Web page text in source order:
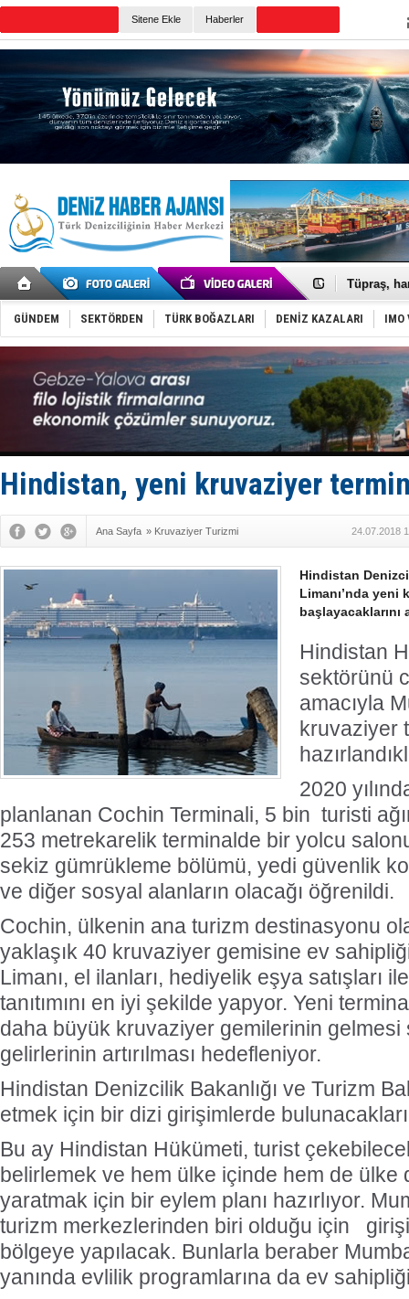
Sitene Ekle Haberler
Anadolu
Tüpraş,
İTU AUV,
LNG
PROYAD,
Türkiye-
Türk
Deniz
DÖDER,
Fairline,
Baltık
Runit
Türk
GÜNDEM SEKTÖRDEN TÜRK BOĞAZLARI DENİZ KAZALARI IMO
Hindistan, yeni kruvaziyer
Ana Sayfa » Kruvaziyer Turizmi 24.07.2018
Hindistan
Limanı’nda yeni
başlayacaklarını
Hindistan
sektörünü
amacıyla
kruvaziyer
2020
planlanan Cochin Terminali, 5 bin turisti
253 metrekarelik terminalde bir yolcu
sekiz gümrükleme bölümü, yedi güvenlik
ve diğer sosyal alanların olacağı öğrenildi.
Cochin, ülkenin ana turizm destinasyonu
yaklaşık 40 kruvaziyer gemisine ev
Limanı, el ilanları, hediyelik eşya satışları
tanıtımını en iyi şekilde yapyor. Yeni
daha büyük kruvaziyer gemilerinin
gelirlerinin artırılması hedefleniyor.
Hindistan Denizcilik Bakanlığı ve Turizm
etmek için bir dizi girişimlerde
Bu ay Hindistan Hükümeti, turist
belirlemek ve hem ülke içinde hem de ülke
yaratmak için bir eylem planı hazırlıyor.
turizm merkezlerinden biri olduğu için
bölgeye yapılacak. Bunlarla beraber
yanında evlilik programlarına da ev